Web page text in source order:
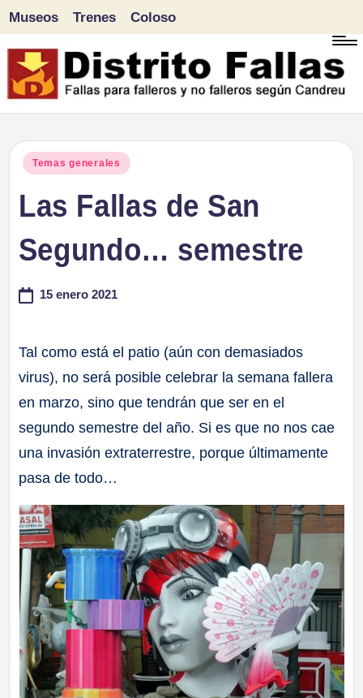
Saltar
al
Museos Trenes Coloso
Publicado
Temas generales
Las Fallas de San
Segundo… semestre
15 enero 2021
Tal como está el patio (aún con demasiados
virus), no será posible celebrar la semana fallera
en marzo, sino que tendrán que ser en el
segundo semestre del año. Si es que no nos cae
una invasión extraterrestre, porque últimamente
pasa de todo…